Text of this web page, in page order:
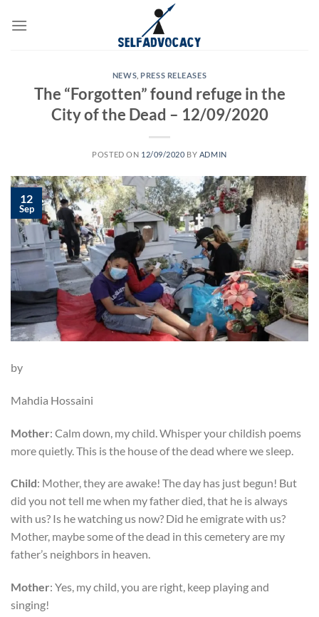
NEWS PRESS RELEASES
The “Forgotten” found refuge in the
City of the Dead – 12/09/2020
POSTED ON 12/09/2020 BY ADMIN
12
Sep
by
Mahdia Hossaini
Mother: Calm down, my child. Whisper your childish poems
more quietly. This is the house of the dead where we sleep.
Child: Mother, they are awake! The day has just begun! But
did you not tell me when my father died, that he is always
with us? Is he watching us now? Did he emigrate with us?
Mother, maybe some of the dead in this cemetery are my
father’s neighbors in heaven.
Mother: Yes, my child, you are right, keep playing and
singing!